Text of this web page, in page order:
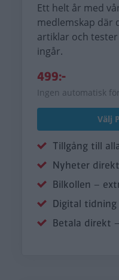
Ett helt år med
medlemskap där
artiklar och
ingår.
499:-
Ingen automatisk
Välj
Tillgång till
Nyheter
Bilkollen –
Digital tidning
Betala direkt